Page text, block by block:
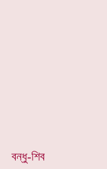
বন্ধু-শিব